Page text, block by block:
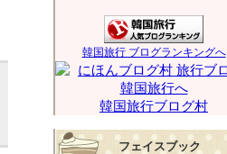
韓国旅行 ブログランキングへ
韓国旅行ブログ村
フェイスブック